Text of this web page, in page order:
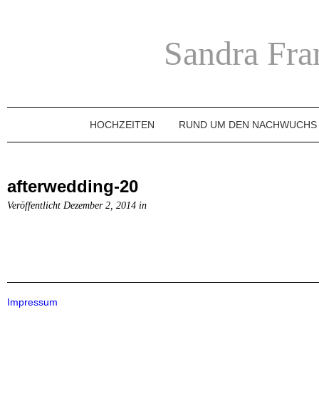
Sandra
HOCHZEITEN RUND UM DEN NACHWUCHS
afterwedding-20
Veröffentlicht Dezember 2, 2014 in
Impressum